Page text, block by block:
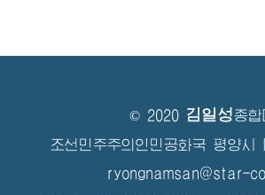
© 2020 김일성종합
조선민주주의인민공화국 평양시
ryongnamsan@star-